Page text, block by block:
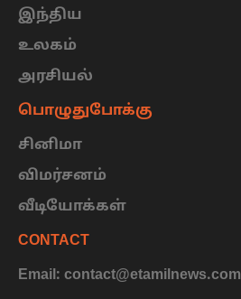
இந்திய
உலகம்
அரசியல்
பொழுதுபோக்கு
சினிமா
விமர்சனம்
வீடியோக்கள்
CONTACT
Email: contact@etamilnews.com